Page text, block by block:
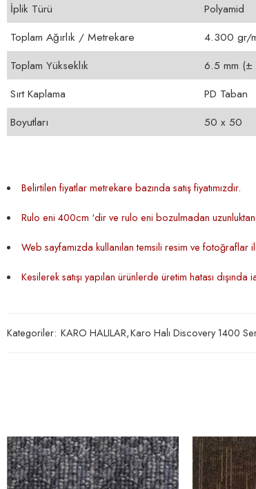
İplik Türü
Polyamid
Toplam Ağırlık / Metrekare
4.300 gr/
Toplam Yükseklık
6.5 mm (±
Sırt Kaplama
PD Taban
Boyutları
50 x 50
Belirtilen fiyatlar metrekare bazında satış fiyatımızdır.
Rulo eni 400cm ‘dir ve rulo eni bozulmadan uzunluktan
Web sayfamızda kullanılan temsili resim ve
Kesilerek satışı yapılan ürünlerde üretim hatası
Kategoriler: KARO HALILAR,Karo Halı Discovery 1400